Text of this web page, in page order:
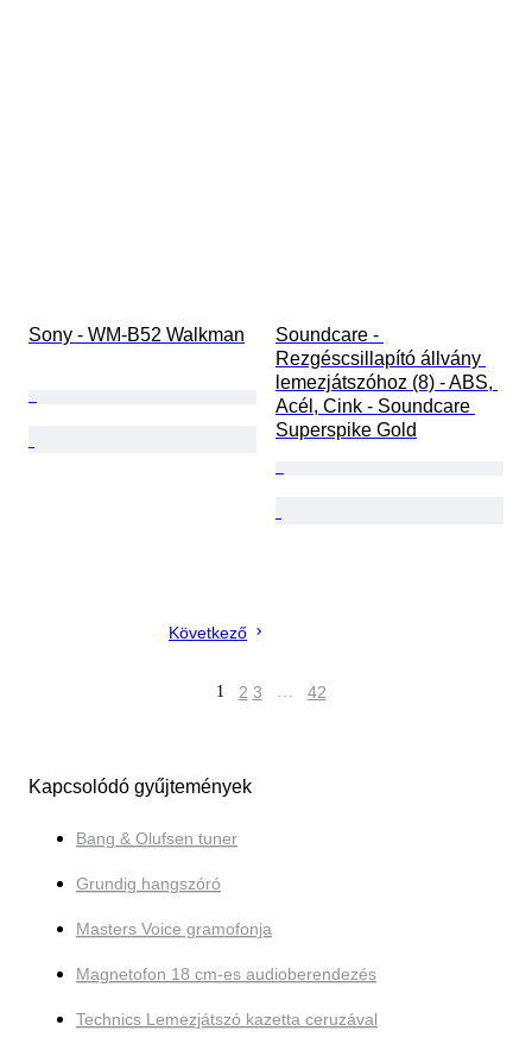
Sony - WM-B52 Walkman
Soundcare -
Rezgéscsillapító állvány
lemezjátszóhoz (8) - ABS,
Acél, Cink - Soundcare
Superspike Gold
Következő
1 2 3 … 42
Kapcsolódó gyűjtemények
Bang & Olufsen tuner
Grundig hangszóró
Masters Voice gramofonja
Magnetofon 18 cm-es audioberendezés
Technics Lemezjátszó kazetta ceruzával